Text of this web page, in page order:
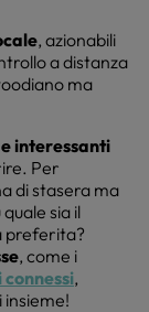
, azionabili
a distanza
ma
interessanti
Per
di stasera ma
sia il
preferita?
, come i
,